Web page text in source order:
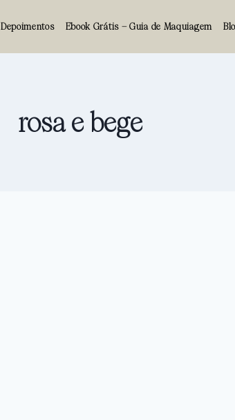
Depoimentos Ebook Grátis – Guia de Maquiagem
rosa e bege